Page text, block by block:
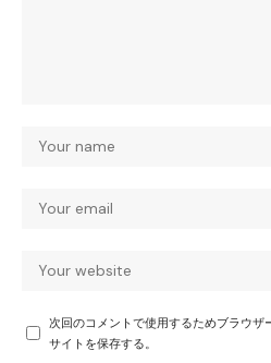
次回のコメントで使用するためブラウザ
サイトを保存する。